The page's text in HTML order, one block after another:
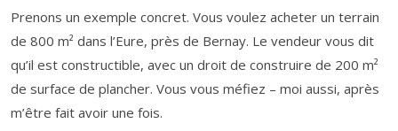
Prenons un exemple concret. Vous voulez acheter un terrain
de 800 m² dans l’Eure, près de Bernay. Le vendeur vous dit
qu’il est constructible, avec un droit de construire de 200 m²
de surface de plancher. Vous vous méfiez – moi aussi, après
m’être fait avoir une fois.